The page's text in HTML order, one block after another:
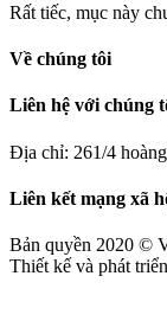
Rất tiếc, mục này
Về chúng tôi
Liên hệ với chúng
Địa chỉ: 261/4
Liên kết mạng xã
Bản quyền 2020 ©
Thiết kế và phát